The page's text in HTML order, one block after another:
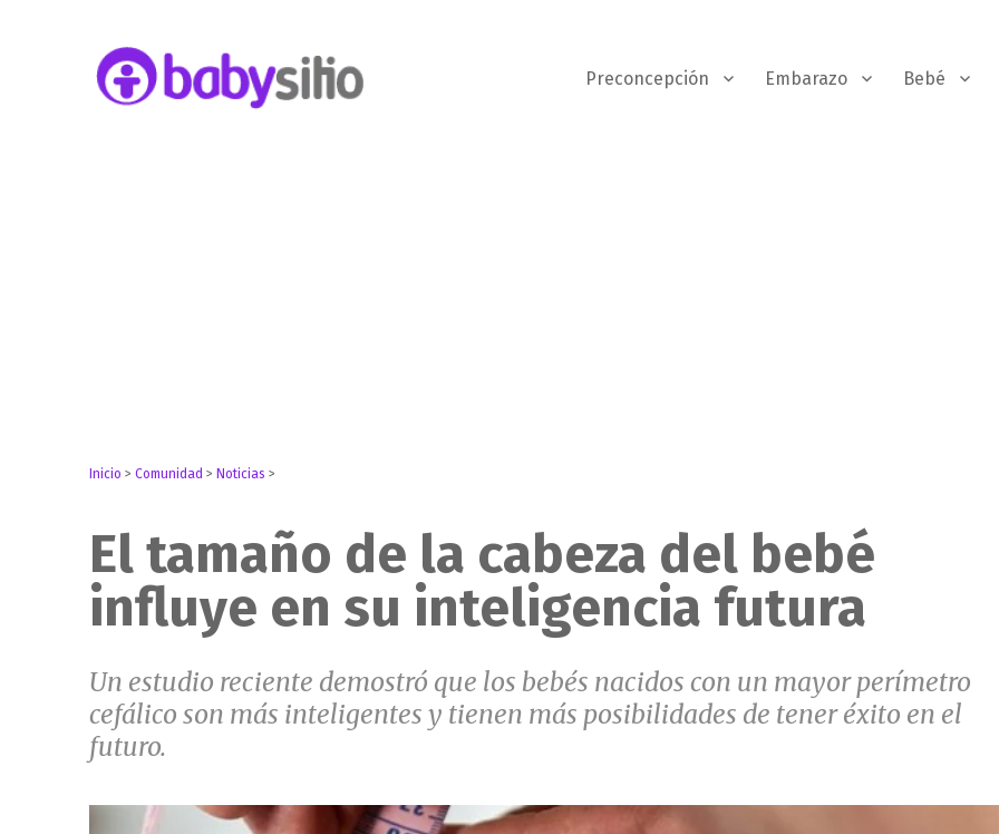
Preconcepción Embarazo Bebé
Inicio >Comunidad > Noticias >
El tamaño de la cabeza del bebé
influye en su inteligencia futura
Un estudio reciente demostró que los bebés nacidos con un mayor perímetro
cefálico son más inteligentes y tienen más posibilidades de tener éxito en el
futuro.